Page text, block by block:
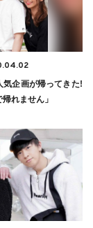
気企画が帰ってきた!
帰れません」